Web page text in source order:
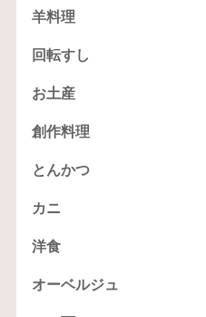
羊料理
回転すし
お土産
創作料理
とんかつ
カニ
洋食
オーベルジュ